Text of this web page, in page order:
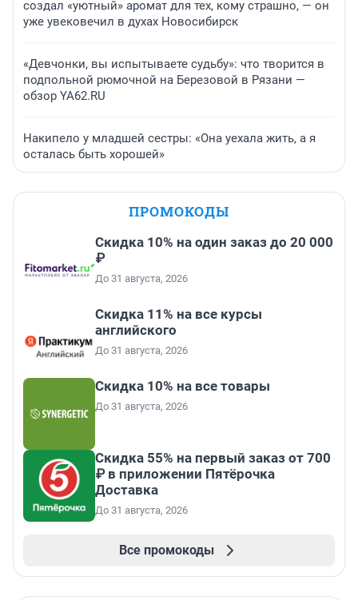
создал «уютный» аромат для тех, кому страшно, — он
уже увековечил в духах Новосибирск
«Девчонки, вы испытываете судьбу»: что творится в
подпольной рюмочной на Березовой в Рязани —
обзор YA62.RU
Накипело у младшей сестры: «Она уехала жить, а я
осталась быть хорошей»
ПРОМОКОДЫ
Скидка 10% на один заказ до 20 000
₽
До 31 августа, 2026
Скидка 11% на все курсы
английского
До 31 августа, 2026
Скидка 10% на все товары
До 31 августа, 2026
Скидка 55% на первый заказ от 700
₽ в приложении Пятёрочка
Доставка
До 31 августа, 2026
Все промокоды